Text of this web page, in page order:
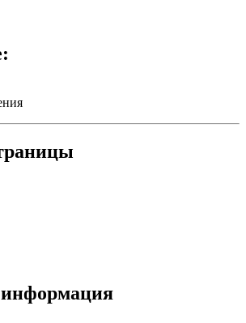
информация